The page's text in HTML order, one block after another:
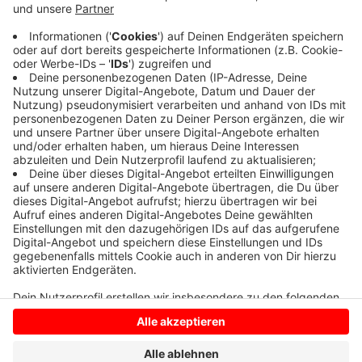
Anzeige
Alle Infos zur Veranstaltung und den Tickets finden
SieHIER.
Anzeige
Anzeige